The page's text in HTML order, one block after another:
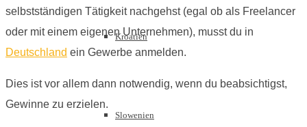
Kroatien
Slowenien
selbstständigen Tätigkeit nachgehst (egal ob als Freelancer
oder mit einem eigenen Unternehmen), musst du in
Deutschland ein Gewerbe anmelden.
Dies ist vor allem dann notwendig, wenn du beabsichtigst,
Gewinne zu erzielen.